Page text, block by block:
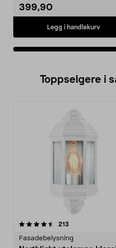
399,90
Legg i handlekurv
Toppselgere i
213
Fasadebelysning
4.5 av 5 stjerner